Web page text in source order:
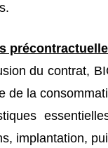
du contrat,
de la
implantation,